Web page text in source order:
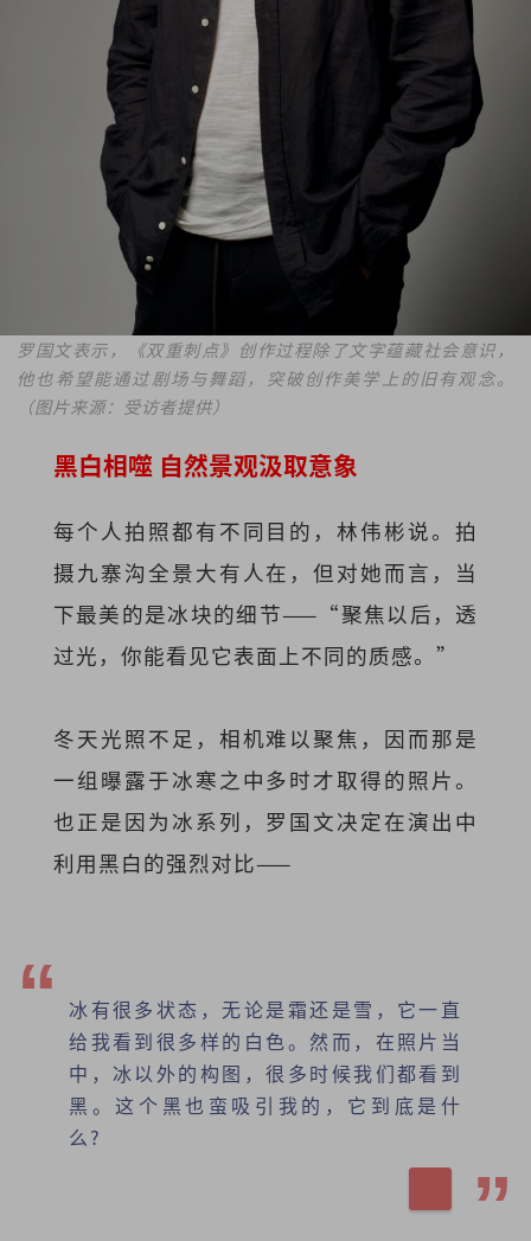
罗国文表示，《双重刺点》创作过程除了文字蕴藏社会意识，
他也希望能通过剧场与舞蹈，突破创作美学上的旧有观念。
（图片来源：受访者提供）
黑白相噬 自然景观汲取意象
每个人拍照都有不同目的，林伟彬说。拍
摄九寨沟全景大有人在，但对她而言，当
下最美的是冰块的细节——“聚焦以后，透
过光，你能看见它表面上不同的质感。”
冬天光照不足，相机难以聚焦，因而那是
一组曝露于冰寒之中多时才取得的照片。
也正是因为冰系列，罗国文决定在演出中
利用黑白的强烈对比——
冰有很多状态，无论是霜还是雪，它一直
给我看到很多样的白色。然而，在照片当
中，冰以外的构图，很多时候我们都看到
黑。这个黑也蛮吸引我的，它到底是什
么?